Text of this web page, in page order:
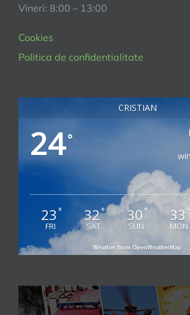
Vineri: 8:00 – 13:00
Cookies
Politica de confidentialitate
CRISTIAN
24°
23 °
FRI
32°
SAT
30°
SUN
33 °
MON
Weather from OpenWeatherMap